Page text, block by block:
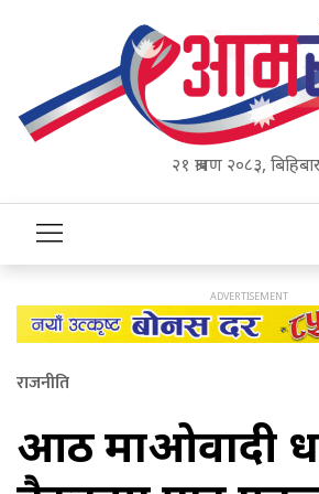
२१ श्रावण २०८३,
राजनीति
आठ माओवादी